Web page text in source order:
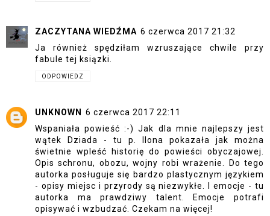
ZACZYTANA WIEDŹMA 6 czerwca 2017 21:32
Ja również spędziłam wzruszające chwile przy
fabule tej ksiązki.
ODPOWIEDZ
UNKNOWN 6 czerwca 2017 22:11
Wspaniała powieść :-) Jak dla mnie najlepszy jest
wątek Dziada - tu p. Ilona pokazała jak można
świetnie wpleść historię do powieści obyczajowej.
Opis schronu, obozu, wojny robi wrażenie. Do tego
autorka posługuje się bardzo plastycznym językiem
- opisy miejsc i przyrody są niezwykłe. I emocje - tu
autorka ma prawdziwy talent. Emocje potrafi
opisywać i wzbudzać. Czekam na więcej!